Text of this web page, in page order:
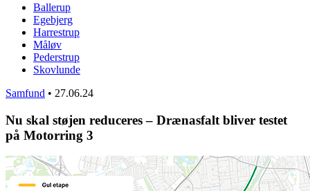
Ballerup
Egebjerg
Harrestrup
Måløv
Pederstrup
Skovlunde
Samfund • 27.06.24
Nu skal støjen reduceres – Drænasfalt bliver testet
på Motorring 3